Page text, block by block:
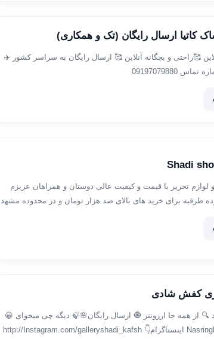
کاتیا ارسال رایگان (تک و همکاری)
🥰راحتی و بچگانه آنلاین 🥰 ارسال رایگان به سراسر کشور ✈️
تحریر با قیمت و کیفیت عالی دوستان و همراهان عزیزم
طرقبه برای خرید های بالای صد هزار تومان و در محدوده مشهد
هزار […]
کفش شادی
🔍 از همه جا ارزونتر 🧿 ارسال رایگان🌸🍃 دیگه چی میخوای 😀
ارتباط باما: @Nasringheisari اینستاگرام👇 http://Instagram.com/galleryshadi_kafsh